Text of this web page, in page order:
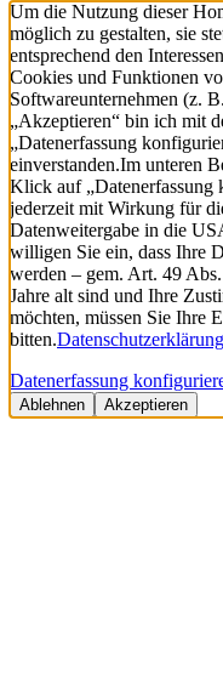
Um die Nutzung dieser
möglich zu gestalten, sie
entsprechend den
Cookies und Funktionen
Softwareunternehmen (z.
„Akzeptieren“ bin ich mit
„Datenerfassung
einverstanden.Im unteren
Klick auf
jederzeit mit Wirkung für
Datenweitergabe in die
willigen Sie ein, dass Ihre
werden – gem. Art. 49
Jahre alt sind und Ihre
möchten, müssen Sie Ihre
bitten.Datenschutzerklärung
Datenerfassung
Ablehnen Akzeptieren